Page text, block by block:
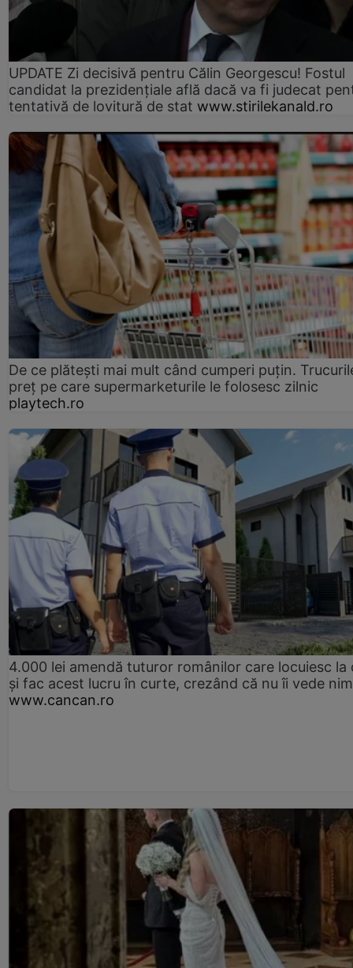
UPDATE Zi decisivă pentru Călin Georgescu! Fostul
candidat la prezidențiale află dacă va fi judecat
tentativă de lovitură de stat www.stirilekanald.ro
De ce plătești mai mult când cumperi puțin.
preț pe care supermarketurile le folosesc zilnic
playtech.ro
4.000 lei amendă tuturor românilor care locuiesc la
și fac acest lucru în curte, crezând că nu îi vede
www.cancan.ro